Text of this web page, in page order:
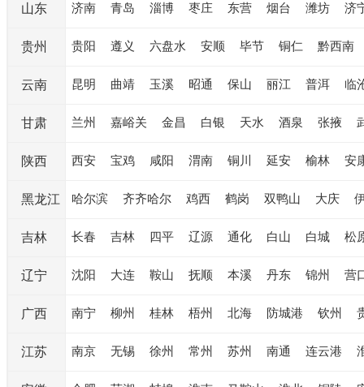
山东 济南 青岛 淄博 枣庄 东营 烟台 潍坊 济
贵州 贵阳 遵义 六盘水 安顺 毕节 铜仁 黔西南
云南 昆明 曲靖 玉溪 昭通 保山 丽江 普洱 临
甘肃 兰州 嘉峪关 金昌 白银 天水 酒泉 张掖
陕西 西安 宝鸡 咸阳 渭南 铜川 延安 榆林 安
黑龙江 哈尔滨 齐齐哈尔 鸡西 鹤岗 双鸭山 大庆
吉林 长春 吉林 四平 辽源 通化 白山 白城 松
辽宁 沈阳 大连 鞍山 抚顺 本溪 丹东 锦州 营
广西 南宁 柳州 桂林 梧州 北海 防城港 钦州
江苏 南京 无锡 徐州 常州 苏州 南通 连云港